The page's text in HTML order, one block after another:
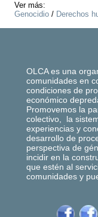
Ver más:
Genocidio / Derechos
OLCA es una
comunidades en
condiciones de
económico
Promovemos la
colectivo, la
experiencias y
desarrollo de
perspectiva de
incidir en la
que estén al
comunidades y